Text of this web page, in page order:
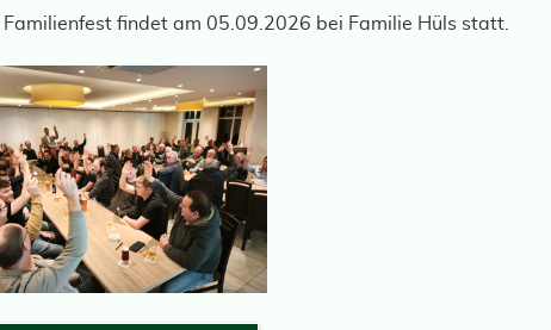
Familienfest findet am 05.09.2026 bei Familie Hüls statt.